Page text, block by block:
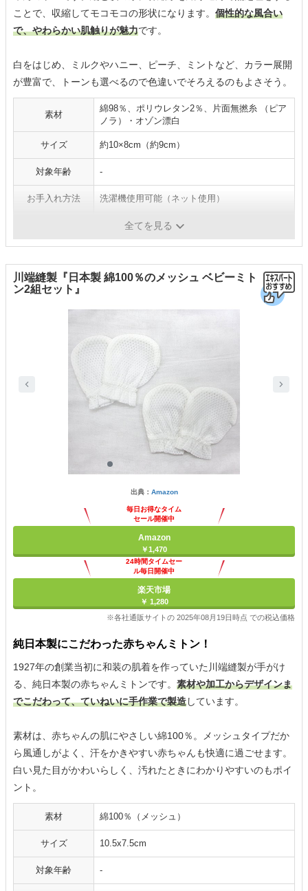
ことで、収縮してモコモコの形状になります。 個性的な風合い
で、やわらかい肌触りが魅力です。
白をはじめ、ミルクやハニー、ピーチ、ミントなど、カラー展開
が豊富で、トーンも選べるので色違いでそろえるのもよさそう。
素材
綿98％、ポリウレタン2％、片面無撚糸 （ピア
ノラ）・オゾン漂白
サイズ 約10×8cm（約9cm）
対象年齢 -
お手入れ方法 洗濯機使用可能（ネット使用）
全てを見る
川端縫製『日本製 綿100％のメッシュ ベビーミト
ン2組セット』
出典： Amazon
毎日お得なタイム
セール開催中
Amazon
￥1,470
24時間タイムセー
ル毎日開催中
楽天市場
￥ 1,280
※各社通販サイトの 2025年08月19日時点 での税込価格
純日本製にこだわった赤ちゃんミトン！
1927年の創業当初に和装の肌着を作っていた川端縫製が手がけ
る、純日本製の赤ちゃんミトンです。 素材や加工からデザインま
でこだわって、ていねいに手作業で製造しています。
素材は、赤ちゃんの肌にやさしい綿100％。メッシュタイプだか
ら風通しがよく、汗をかきやすい赤ちゃんも快適に過ごせます。
白い見た目がかわいらしく、汚れたときにわかりやすいのもポイ
ント。
素材 綿100％（メッシュ）
サイズ 10.5x7.5cm
対象年齢 -